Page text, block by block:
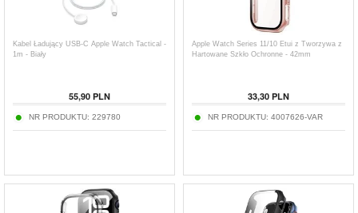
Kabel Ładujący USB-C Apple Watch Tactical -
1m - Biały
55,90 PLN
NR PRODUKTU: 229780
Apple Watch Series 11/10 Etui z Tworzywa z
Hartowane Szkło Ochronne - 42mm
33,30 PLN
NR PRODUKTU: 4007626-VAR